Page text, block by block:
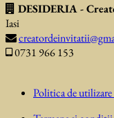
DESIDERIA -
Iasi
0731 966 153
Politica de